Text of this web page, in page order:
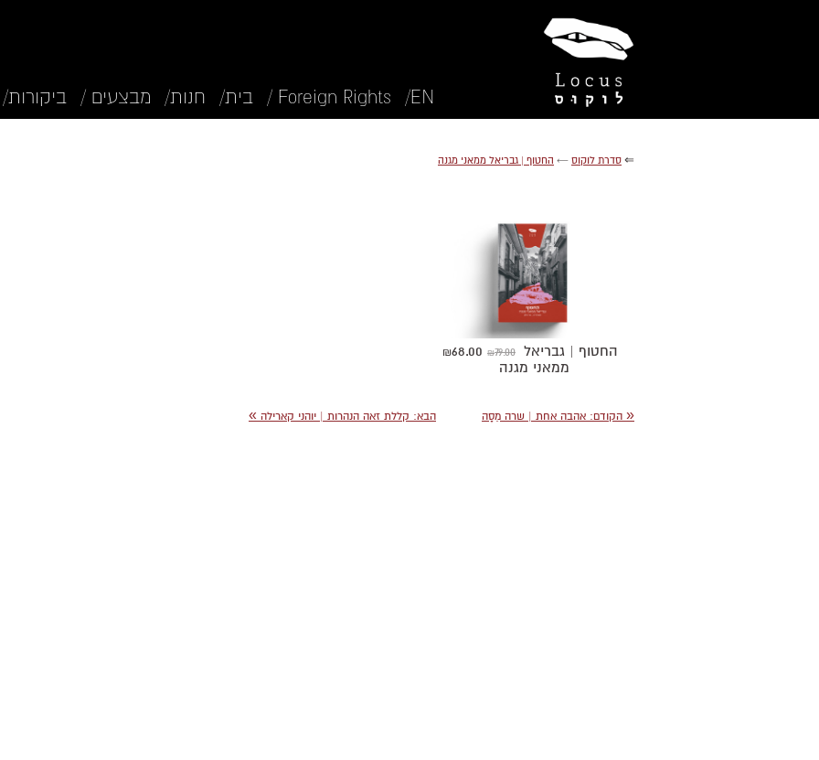
EN/
Foreign Rights / בית/ חנות/ מבצעים / ביקורות/
⇐ סדרת לוקוס ← החטוף | גבריאל ממאני מגנה
₪79.00
₪68.00
החטוף | גבריאל
ממאני מגנה
« הקודם: אהבה אחת | שרה מֵסָה הבא: קללת זאה הנהרות | יוהני קארילה »